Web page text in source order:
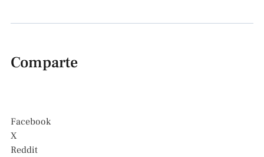
Comparte
Facebook
X
Reddit